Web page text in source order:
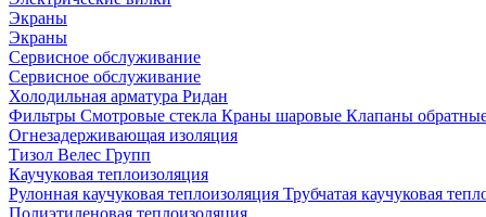
Экраны
Экраны
Сервисное обслуживание
Сервисное обслуживание
Холодильная арматура Ридан
Фильтры Смотровые стекла Краны шаровые Клапаны
Огнезадерживающая изоляция
Тизол Велес Групп
Каучуковая теплоизоляция
Рулонная каучуковая теплоизоляция Трубчатая каучуковая
Полиэтиленовая теплоизоляция